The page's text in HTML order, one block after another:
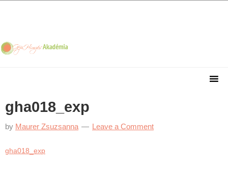
navigation
content
sidebar
gha018_exp
by Maurer Zsuzsanna Leave a Comment
gha018_exp